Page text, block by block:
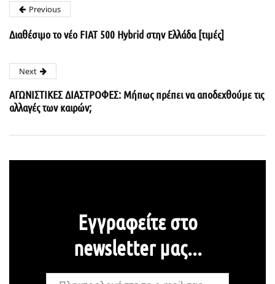
Previous
Διαθέσιμο το νέο FIAT 500 Hybrid στην Ελλάδα [τιμές]
Next
ΑΓΩΝΙΣΤΙΚΕΣ ΔΙΑΣΤΡΟΦΕΣ: Μήπως πρέπει να αποδεχθούμε τις
αλλαγές των καιρών;
Εγγραφείτε στο
newsletter μας...